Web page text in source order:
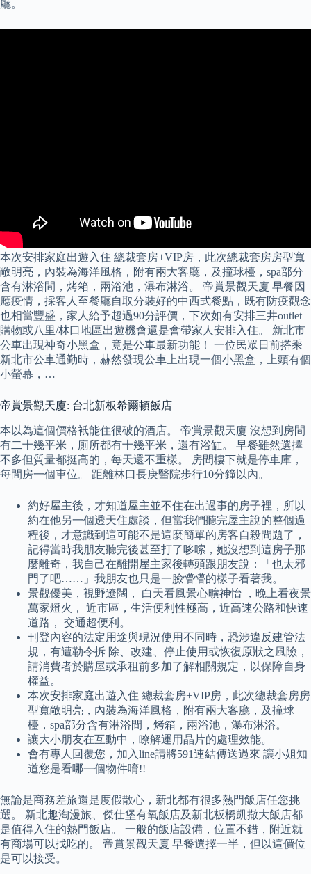
廳。
本次安排家庭出遊入住 總裁套房+VIP房，此次總裁套房房型寬
敞明亮，內裝為海洋風格，附有兩大客廳，及撞球檯，spa部分
含有淋浴間，烤箱，兩浴池，瀑布淋浴。 帝賞景觀天廈 早餐因
應疫情，採客人至餐廳自取分裝好的中西式餐點，既有防疫觀念
也相當豐盛，家人給予超過90分評價，下次如有安排三井outlet
購物或八里/林口地區出遊機會還是會帶家人安排入住。 新北市
公車出現神奇小黑盒，竟是公車最新功能！ 一位民眾日前搭乘
新北市公車通勤時，赫然發現公車上出現一個小黑盒，上頭有個
小螢幕，…
帝賞景觀天廈: 台北新板希爾頓飯店
本以為這個價格衹能住很破的酒店。 帝賞景觀天廈 沒想到房間
有二十幾平米，廁所都有十幾平米，還有浴缸。 早餐雖然選擇
不多但質量都挺高的，每天還不重樣。 房間樓下就是停車庫，
每間房一個車位。 距離林口長庚醫院步行10分鐘以內。
約好屋主後，才知道屋主並不住在出過事的房子裡，所以
約在他另一個透天住處談，但當我們聽完屋主說的整個過
程後，才意識到這可能不是這麼簡單的房客自殺問題了，
記得當時我朋友聽完後甚至打了哆嗦，她沒想到這房子那
麼離奇，我自己在離開屋主家後轉頭跟朋友說：「也太邪
門了吧……」我朋友也只是一臉懵懵的樣子看著我。
景觀優美，視野遼闊， 白天看風景心曠神怡 ，晚上看夜景
萬家燈火， 近市區，生活便利性極高，近高速公路和快速
道路， 交通超便利。
刊登內容的法定用途與現況使用不同時，恐涉違反建管法
規，有遭勒令拆 除、改建、停止使用或恢復原狀之風險，
請消費者於購屋或承租前多加了解相關規定，以保障自身
權益。
本次安排家庭出遊入住 總裁套房+VIP房，此次總裁套房房
型寬敞明亮，內裝為海洋風格，附有兩大客廳，及撞球
檯，spa部分含有淋浴間，烤箱，兩浴池，瀑布淋浴。
讓大小朋友在互動中，瞭解運用晶片的處理效能。
會有專人回覆您，加入line請將591連結傳送過來 讓小姐知
道您是看哪一個物件唷!!
無論是商務差旅還是度假散心，新北都有很多熱門飯店任您挑
選。 新北趣淘漫旅、傑仕堡有氧飯店及新北板橋凱撒大飯店都
是值得入住的熱門飯店。 一般的飯店設備，位置不錯，附近就
有商場可以找吃的。 帝賞景觀天廈 早餐選擇一半，但以這價位
是可以接受。